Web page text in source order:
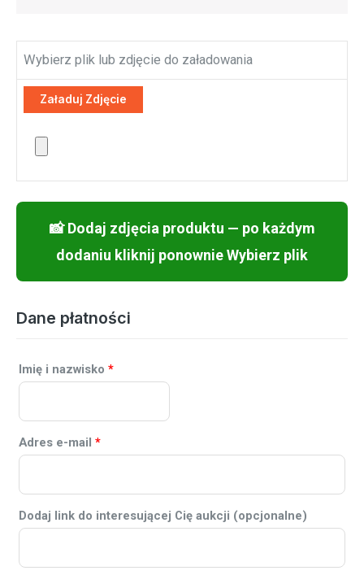
Wybierz plik lub zdjęcie do załadowania
Dane płatności
Imię i nazwisko *
Adres e-mail *
Dodaj link do interesującej Cię aukcji (opcjonalne)